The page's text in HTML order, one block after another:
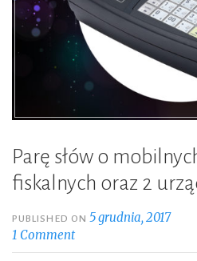
Parę słów o
fiskalnych oraz 2
PUBLISHED ON5 grudnia, 2017
1 Comment